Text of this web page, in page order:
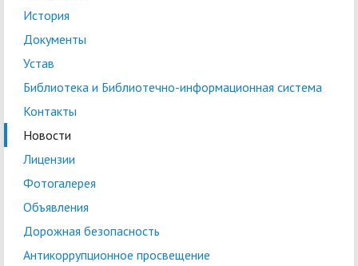
История
Документы
Устав
Библиотека и Библиотечно-информационная система
Контакты
Новости
Лицензии
Фотогалерея
Объявления
Дорожная безопасность
Антикоррупционное просвещение